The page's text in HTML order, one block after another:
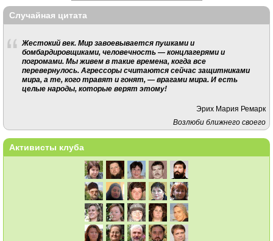
Случайная цитата
Жестокий век. Мир завоевывается пушками и
бомбардировщиками, человечность — концлагерями и
погромами. Мы живем в такие времена, когда все
перевернулось. Агрессоры считаются сейчас защитниками
мира, а те, кого травят и гонят, — врагами мира. И есть
целые народы, которые верят этому!
Эрих Мария Ремарк
Возлюби ближнего своего
Активисты клуба